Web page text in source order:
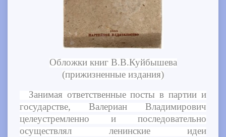
Обложки книг В.В.Куйбышева
(прижизненные издания)
Занимая ответственные посты в партии и
государстве, Валериан Владимирович
целеустремленно и последовательно
осуществлял ленинские идеи